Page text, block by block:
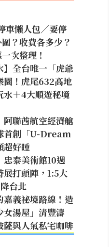
車懶人包／要停
？收費各多少？
次整理！
】全台唯一「虎爺
園！虎尾632高地
水＋4大順遊秘境
阿聯酋航空經濟艙
首創「U-Dream
超好睡
忠泰美術館10週
展打頭陣，1:5大
台北
嘉義祕境路線！造
女湯屋」清豐濤
薩與人氣私宅咖啡